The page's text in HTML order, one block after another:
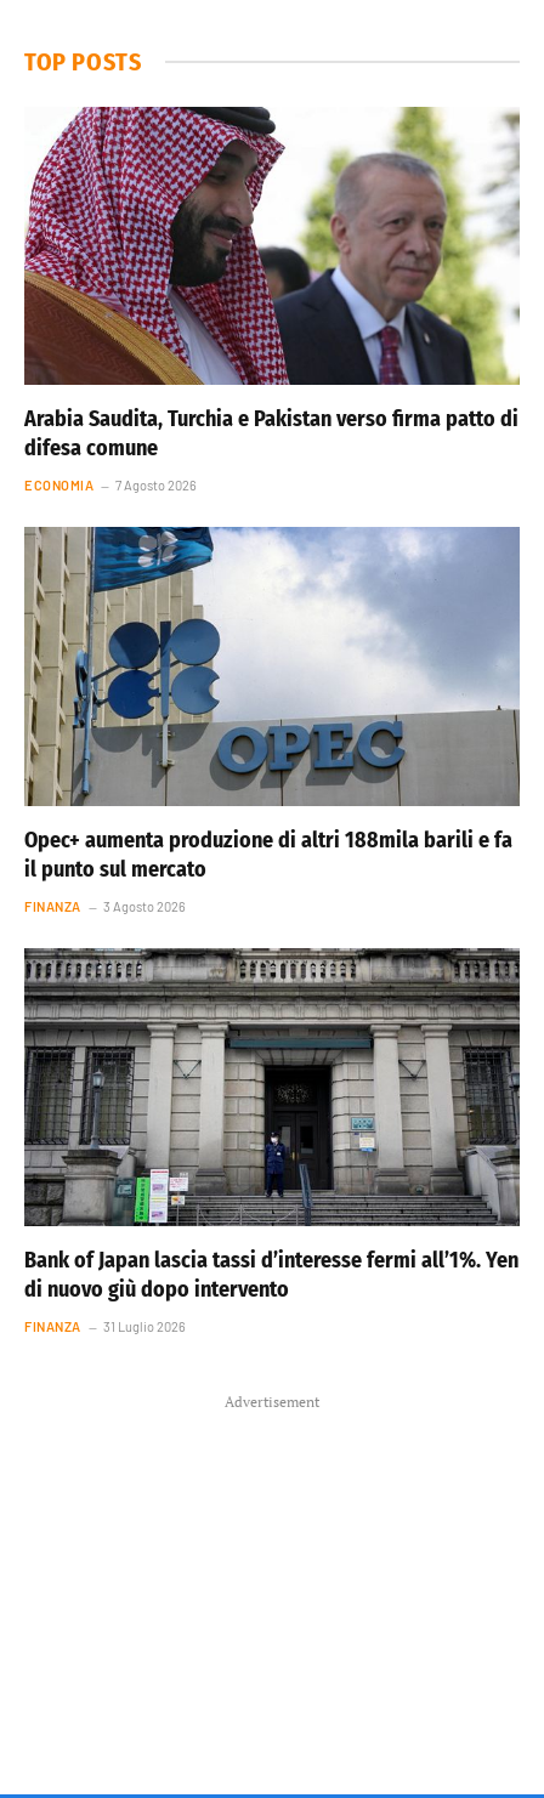
TOP POSTS
Arabia Saudita, Turchia e Pakistan verso firma patto di
difesa comune
ECONOMIA 7 Agosto 2026
Opec+ aumenta produzione di altri 188mila barili e fa
il punto sul mercato
FINANZA 3 Agosto 2026
Bank of Japan lascia tassi d’interesse fermi all’1%. Yen
di nuovo giù dopo intervento
FINANZA 31 Luglio 2026
Advertisement